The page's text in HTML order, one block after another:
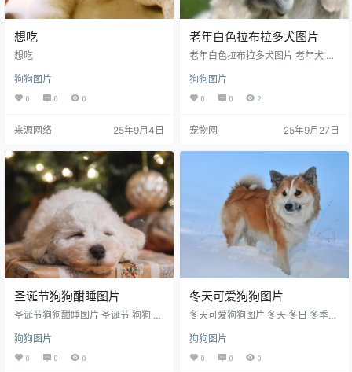
想吃
想吃
狗狗图片
0 0 0
来源网络 25年9月4日
老年白色拉布拉多犬图片
老年白色拉布拉多犬图片 老年犬 拉
犬类 家犬 猎犬 狗狗 小狗 犬 动物 生
物世界 摄影 图片大全 高清图片下载
编号为23071908632，图片格式为
280，1440x1920，3024x4032
狗狗图片
0 0 2
宠物网 25年9月27日
圣诞节狗狗酣睡图片
圣诞节狗狗酣睡图片 圣诞节 狗狗 酣
小动物 动物 生物世界 图片大全 高
清图片下载 分辨率:350DPI 尺寸：
3737x5605编号为20122327700
狗狗图片
0 0 0
冬天可爱狗狗图片
冬天可爱狗狗图片 冬天 冬日 冬季
狗狗 小狗 宠物狗 秋田犬 萌物 萌宠
萌犬 宠物 动物 生物世界 图片大全
高清图片下载 分辨率:350DPI 尺
狗狗图片
0 0 0